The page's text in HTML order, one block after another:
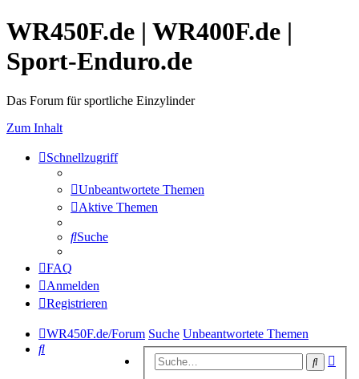
WR450F.de | WR400F.de |
Sport-Enduro.de
Das Forum für sportliche Einzylinder
Zum Inhalt
Schnellzugriff
Unbeantwortete Themen
Aktive Themen
Suche
FAQ
Anmelden
Registrieren
WR450F.de/Forum Suche Unbeantwortete Themen
Suche
Suche